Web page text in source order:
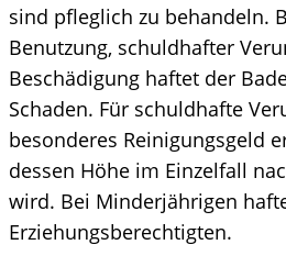
sind pfleglich zu behandeln.
Benutzung, schuldhafter
Beschädigung haftet der
Schaden. Für schuldhafte
besonderes Reinigungsgeld
dessen Höhe im Einzelfall
wird. Bei Minderjährigen
Erziehungsberechtigten.